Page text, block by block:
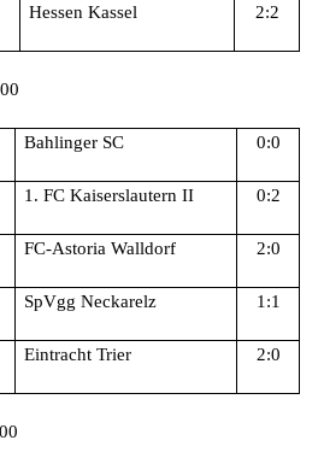
Hessen Kassel 2:2
Bahlinger SC 0:0
1. FC Kaiserslautern II 0:2
FC-Astoria Walldorf 2:0
SpVgg Neckarelz 1:1
Eintracht Trier 2:0